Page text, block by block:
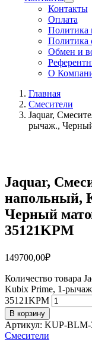
Контакты
Оплата
Политика
Политика
Обмен и
О
Главная
Смесители
Jaquar,
рычаж.,
Jaquar,
напольный,
Черный
35121KPM
149700,00₽
Количество товара
Kubix Prime, 1-
35121KPM
В корзину
Артикул: KUP-BLM-
Смесители